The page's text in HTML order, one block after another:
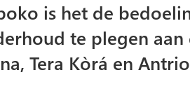
is het de
te plegen
Tera Kòrá en